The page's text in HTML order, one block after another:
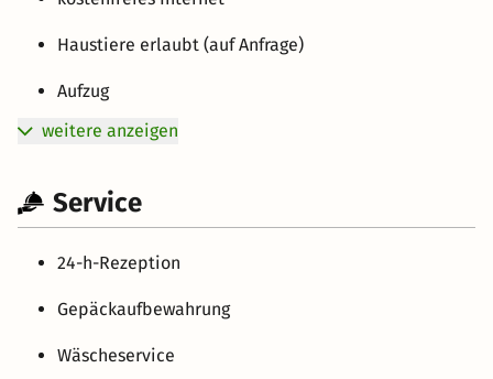
Haustiere erlaubt (auf Anfrage)
Aufzug
weitere anzeigen
Service
24-h-Rezeption
Gepäckaufbewahrung
Wäscheservice